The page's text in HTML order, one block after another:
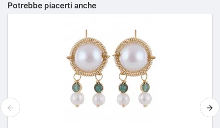
Potrebbe piacerti anche